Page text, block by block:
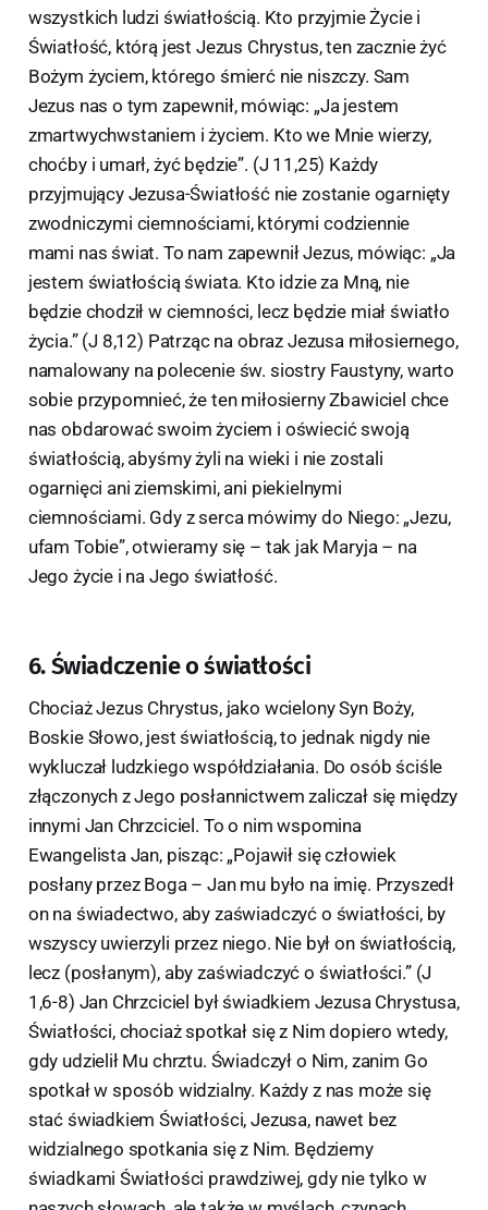
wszystkich ludzi światłością. Kto przyjmie Życie i
Światłość, którą jest Jezus Chrystus, ten zacznie żyć
Bożym życiem, którego śmierć nie niszczy. Sam
Jezus nas o tym zapewnił, mówiąc: „Ja jestem
zmartwychwstaniem i życiem. Kto we Mnie wierzy,
choćby i umarł, żyć będzie”. (J 11,25) Każdy
przyjmujący Jezusa-Światłość nie zostanie ogarnięty
zwodniczymi ciemnościami, którymi codziennie
mami nas świat. To nam zapewnił Jezus, mówiąc: „Ja
jestem światłością świata. Kto idzie za Mną, nie
będzie chodził w ciemności, lecz będzie miał światło
życia.” (J 8,12) Patrząc na obraz Jezusa miłosiernego,
namalowany na polecenie św. siostry Faustyny, warto
sobie przypomnieć, że ten miłosierny Zbawiciel chce
nas obdarować swoim życiem i oświecić swoją
światłością, abyśmy żyli na wieki i nie zostali
ogarnięci ani ziemskimi, ani piekielnymi
ciemnościami. Gdy z serca mówimy do Niego: „Jezu,
ufam Tobie”, otwieramy się – tak jak Maryja – na
Jego życie i na Jego światłość.
6. Świadczenie o światłości
Chociaż Jezus Chrystus, jako wcielony Syn Boży,
Boskie Słowo, jest światłością, to jednak nigdy nie
wykluczał ludzkiego współdziałania. Do osób ściśle
złączonych z Jego posłannictwem zaliczał się między
innymi Jan Chrzciciel. To o nim wspomina
Ewangelista Jan, pisząc: „Pojawił się człowiek
posłany przez Boga – Jan mu było na imię. Przyszedł
on na świadectwo, aby zaświadczyć o światłości, by
wszyscy uwierzyli przez niego. Nie był on światłością,
lecz (posłanym), aby zaświadczyć o światłości.” (J
1,6-8) Jan Chrzciciel był świadkiem Jezusa Chrystusa,
Światłości, chociaż spotkał się z Nim dopiero wtedy,
gdy udzielił Mu chrztu. Świadczył o Nim, zanim Go
spotkał w sposób widzialny. Każdy z nas może się
stać świadkiem Światłości, Jezusa, nawet bez
widzialnego spotkania się z Nim. Będziemy
świadkami Światłości prawdziwej, gdy nie tylko w